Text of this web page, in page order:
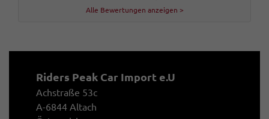
Alle Bewertungen anzeigen >
Riders Peak Car Import e.U
Achstraße 53c
A-6844 Altach